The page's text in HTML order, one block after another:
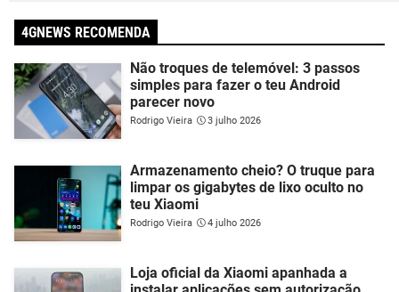
4GNEWS RECOMENDA
Não troques de telemóvel: 3 passos
simples para fazer o teu Android
parecer novo
Rodrigo Vieira 3 julho 2026
Armazenamento cheio? O truque para
limpar os gigabytes de lixo oculto no
teu Xiaomi
Rodrigo Vieira 4 julho 2026
Loja oficial da Xiaomi apanhada a